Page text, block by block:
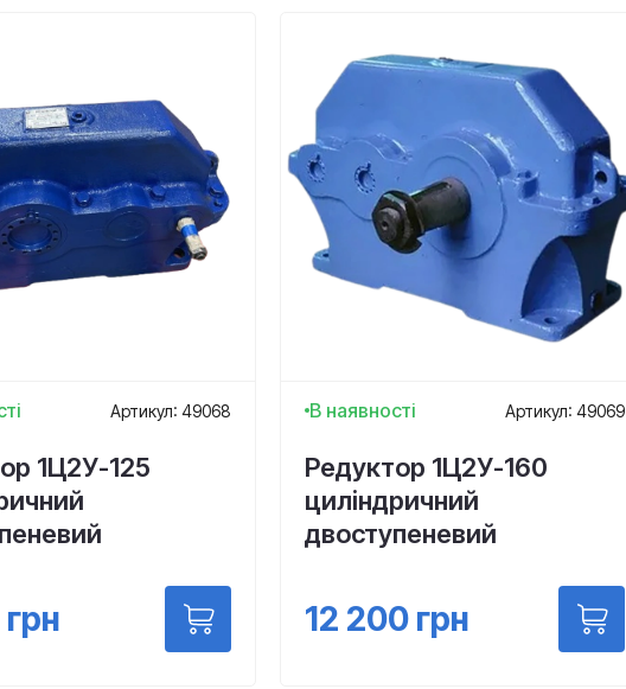
Артикул: 49068
1Ц2У-125
грн
В наявності Артикул: 49069
Редуктор 1Ц2У-160
циліндричний
двоступеневий
12 200грн